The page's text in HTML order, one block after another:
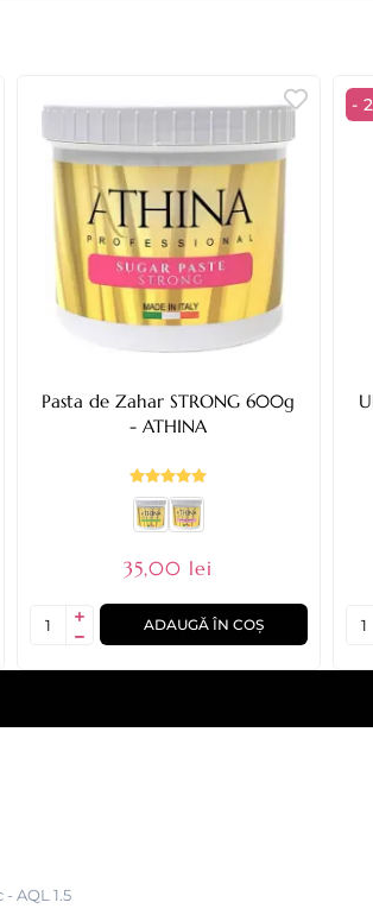
Pasta de Zahar STRONG 600g
- ATHINA
35,00 lei
ADAUGĂ ÎN COȘ
-
AQL 1.5